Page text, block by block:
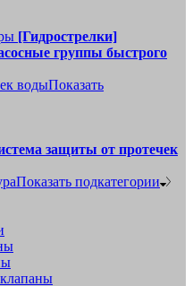
[Гидрострелки]
группы быстрого
водыПоказать
защиты от протечек
Показать подкатегории